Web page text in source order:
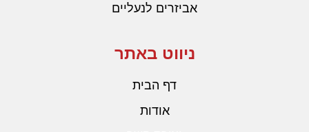
אביזרים לנעליים
ניווט באתר
דף הבית
אודות